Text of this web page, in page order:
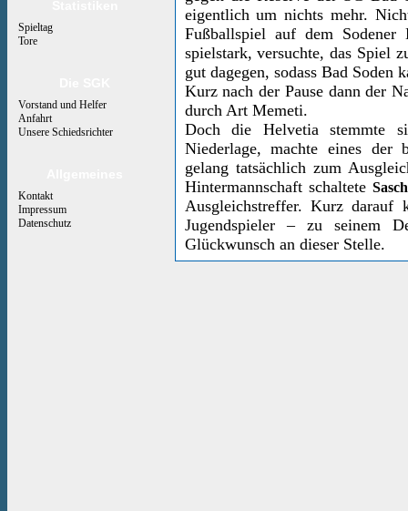
Spieltag
Tore
Vorstand und Helfer
Anfahrt
Unsere Schiedsrichter
Kontakt
Impressum
Datenschutz
eigentlich um nichts mehr.
Fußballspiel auf dem Sodener
spielstark, versuchte, das Spiel
gut dagegen, sodass Bad Soden
Kurz nach der Pause dann der
durch Art Memeti.
Doch die Helvetia stemmte
Niederlage, machte eines der
gelang tatsächlich zum
Hintermannschaft schaltete
Ausgleichstreffer. Kurz darauf
Jugendspieler – zu seinem
Glückwunsch an dieser Stelle.